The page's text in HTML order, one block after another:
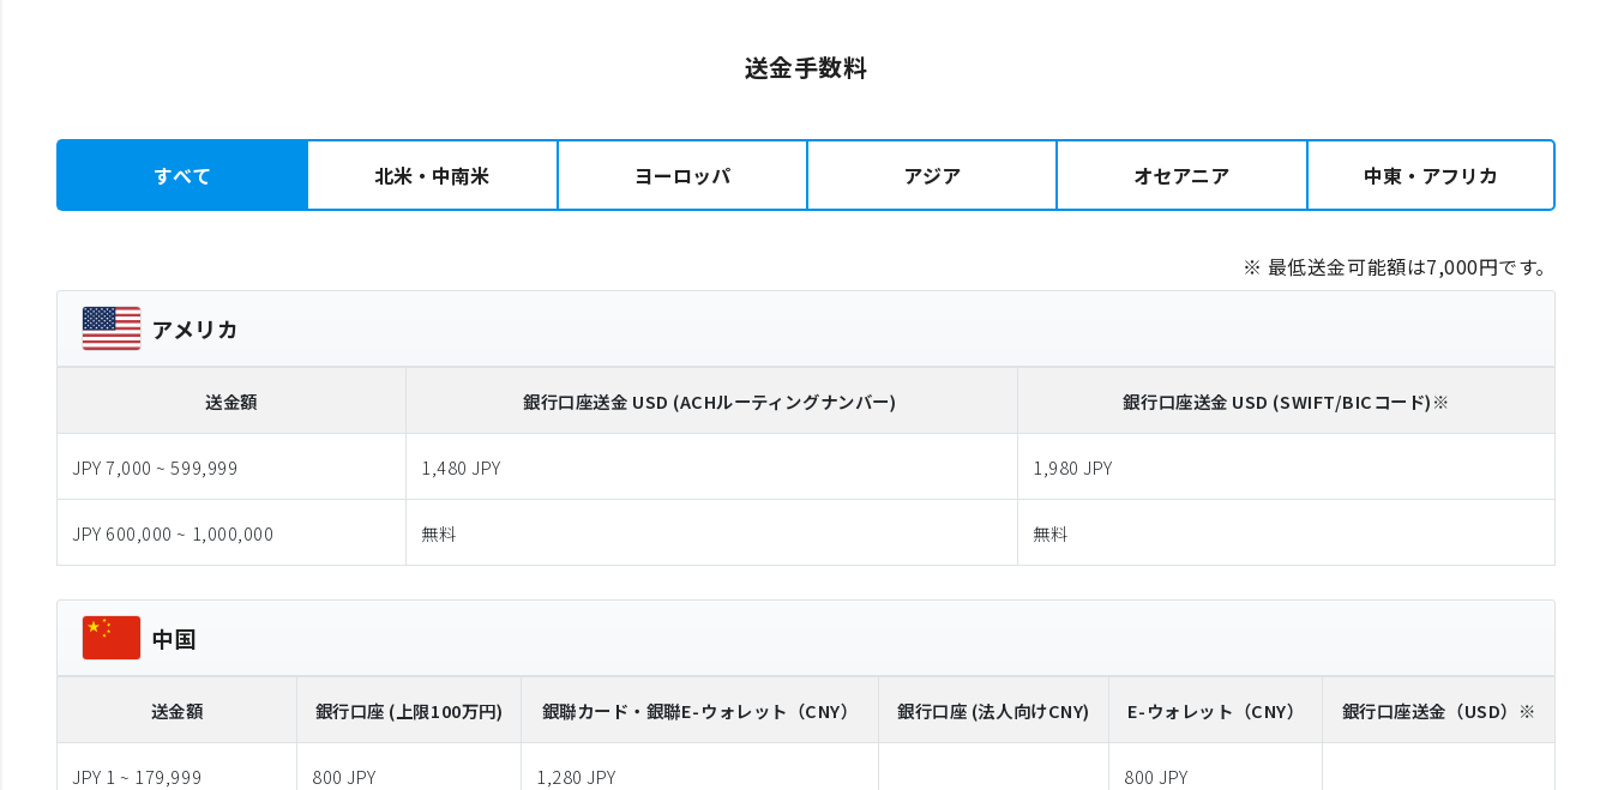
送金手数料
すべて 北米・中南米 ヨーロッパ アジア オセアニア 中東・アフリカ
※ 最低送金可能額は7,000円です。
アメリカ
送金額 銀行口座送金 USD (ACHルーティングナンバー) 銀行口座送金 USD (SWIFT/BICコード)※
JPY 7,000 ~ 599,999 1,480 JPY 1,980 JPY
JPY 600,000 ~ 1,000,000 無料 無料
中国
送金額 銀行口座 (上限100万円) 銀聯カード・銀聯E-ウォレット （CNY） 銀行口座 (法人向けCNY) E-ウォレット （CNY） 銀行口座送金 （USD）※
JPY 1 ~ 179,999 800 JPY 1,280 JPY 800 JPY